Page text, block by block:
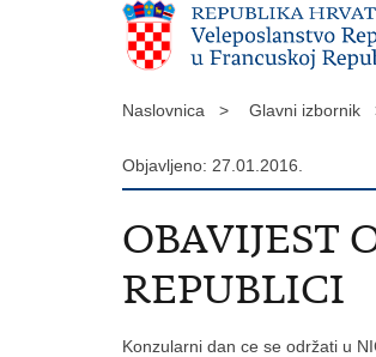
Naslovnica > Glavni izbornik
Objavljeno: 27.01.2016.
OBAVIJEST
REPUBLICI
Konzularni dan ce se održati u